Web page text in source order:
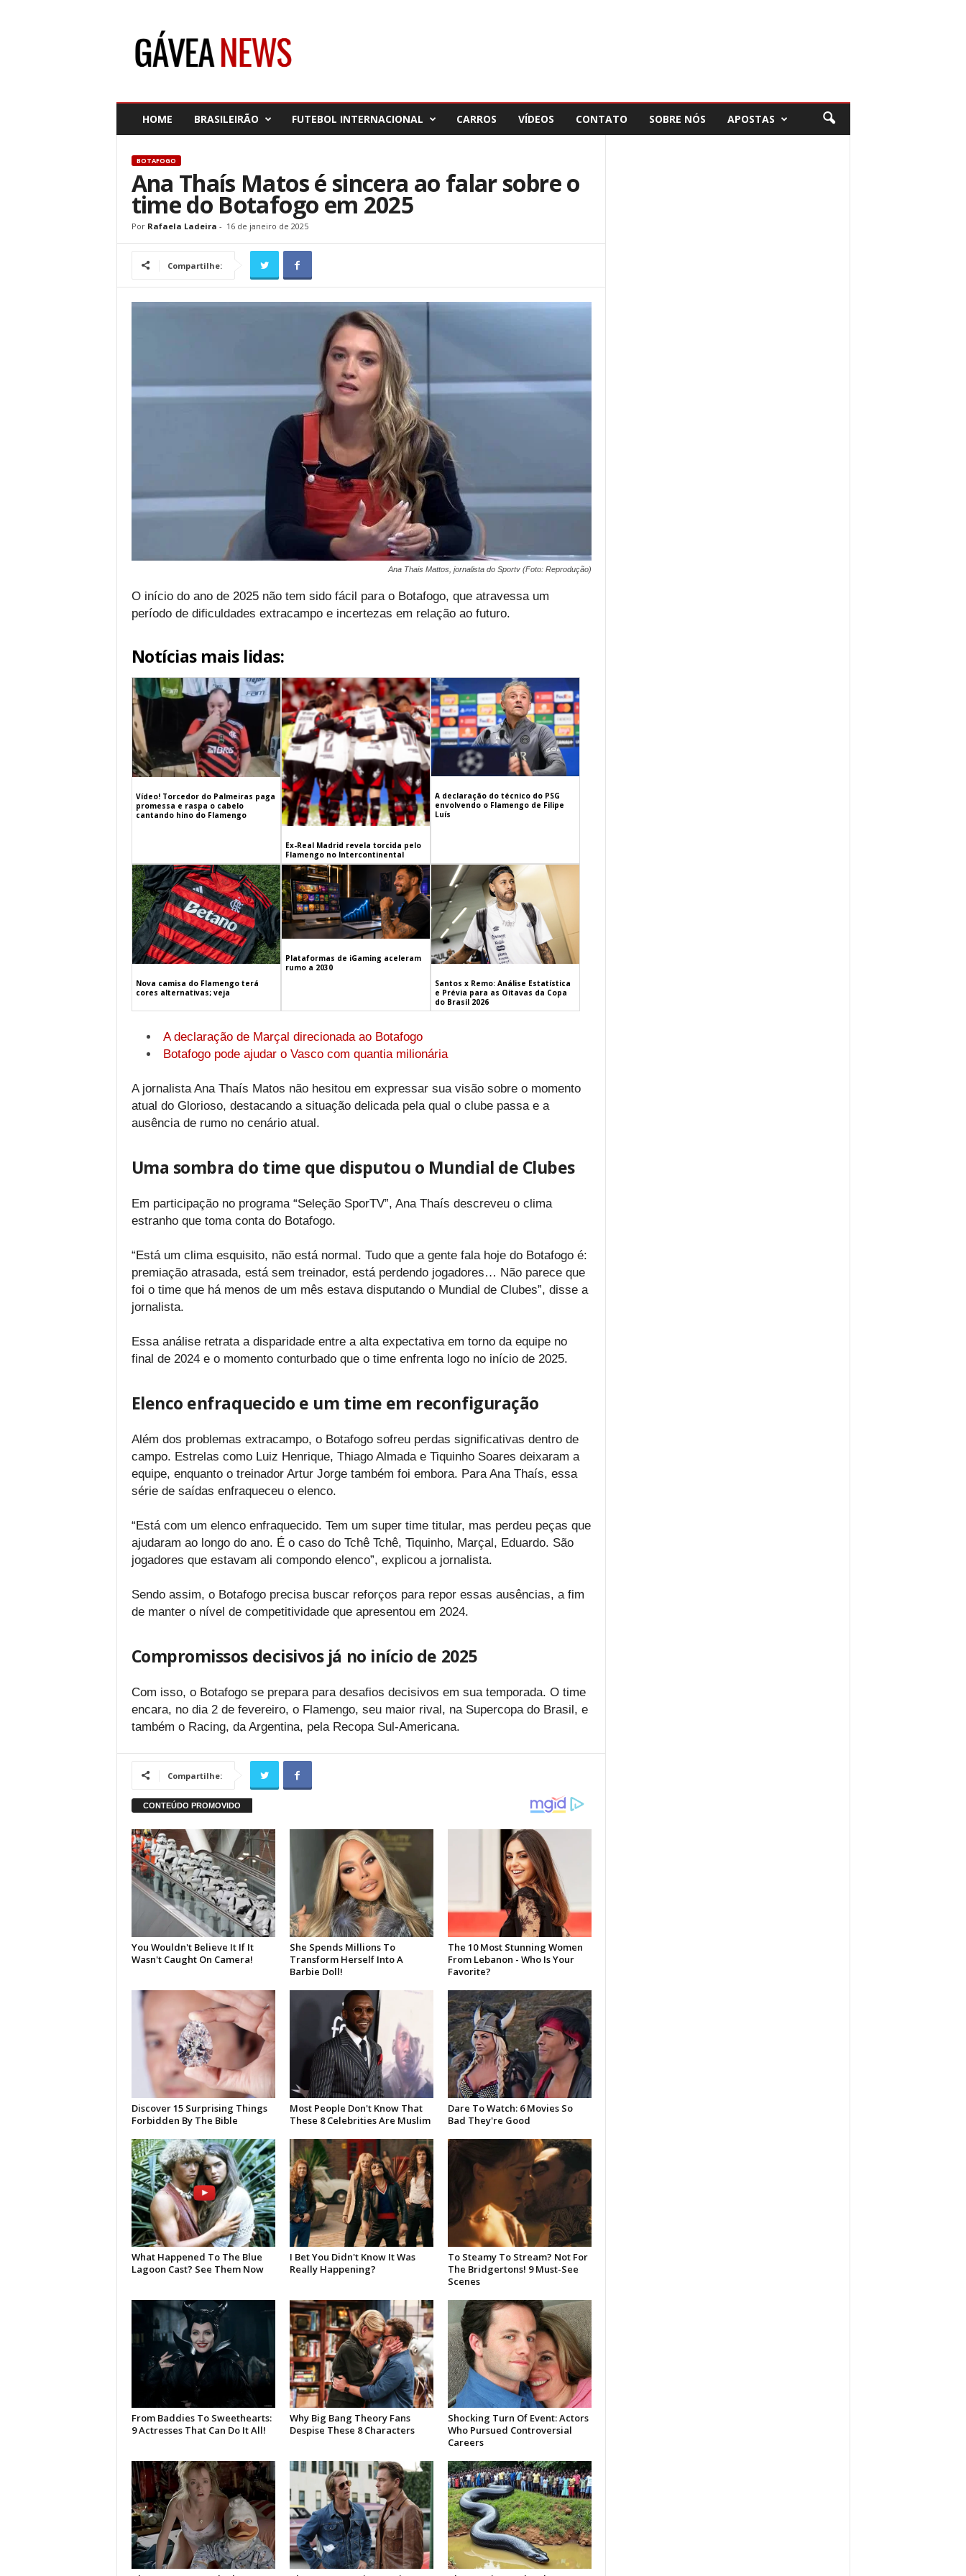
HOME BRASILEIRÃO FUTEBOL INTERNACIONAL CARROS VÍDEOS CONTATO SOBRE NÓS APOSTAS
BOTAFOGO
Ana Thaís Matos é sincera ao falar sobre o
time do Botafogo em 2025
Por Rafaela Ladeira - 16 de janeiro de 2025
Compartilhe:
Ana Thais Mattos, jornalista do Sportv (Foto: Reprodução)
O início do ano de 2025 não tem sido fácil para o Botafogo, que atravessa um
período de dificuldades extracampo e incertezas em relação ao futuro.
Notícias mais lidas:
Vídeo! Torcedor do Palmeiras paga
promessa e raspa o cabelo
cantando hino do Flamengo
Ex-Real Madrid revela torcida pelo
Flamengo no Intercontinental
A declaração do técnico do PSG
envolvendo o Flamengo de Filipe
Luís
Nova camisa do Flamengo terá
cores alternativas; veja
Plataformas de iGaming aceleram
rumo a 2030
Santos x Remo: Análise Estatística
e Prévia para as Oitavas da Copa
do Brasil 2026
A declaração de Marçal direcionada ao Botafogo
Botafogo pode ajudar o Vasco com quantia milionária
A jornalista Ana Thaís Matos não hesitou em expressar sua visão sobre o momento
atual do Glorioso, destacando a situação delicada pela qual o clube passa e a
ausência de rumo no cenário atual.
Uma sombra do time que disputou o Mundial de Clubes
Em participação no programa “Seleção SporTV”, Ana Thaís descreveu o clima
estranho que toma conta do Botafogo.
“Está um clima esquisito, não está normal. Tudo que a gente fala hoje do Botafogo é:
premiação atrasada, está sem treinador, está perdendo jogadores… Não parece que
foi o time que há menos de um mês estava disputando o Mundial de Clubes”, disse a
jornalista.
Essa análise retrata a disparidade entre a alta expectativa em torno da equipe no
final de 2024 e o momento conturbado que o time enfrenta logo no início de 2025.
Elenco enfraquecido e um time em reconfiguração
Além dos problemas extracampo, o Botafogo sofreu perdas significativas dentro de
campo. Estrelas como Luiz Henrique, Thiago Almada e Tiquinho Soares deixaram a
equipe, enquanto o treinador Artur Jorge também foi embora. Para Ana Thaís, essa
série de saídas enfraqueceu o elenco.
“Está com um elenco enfraquecido. Tem um super time titular, mas perdeu peças que
ajudaram ao longo do ano. É o caso do Tchê Tchê, Tiquinho, Marçal, Eduardo. São
jogadores que estavam ali compondo elenco”, explicou a jornalista.
Sendo assim, o Botafogo precisa buscar reforços para repor essas ausências, a fim
de manter o nível de competitividade que apresentou em 2024.
Compromissos decisivos já no início de 2025
Com isso, o Botafogo se prepara para desafios decisivos em sua temporada. O time
encara, no dia 2 de fevereiro, o Flamengo, seu maior rival, na Supercopa do Brasil, e
também o Racing, da Argentina, pela Recopa Sul-Americana.
Compartilhe: